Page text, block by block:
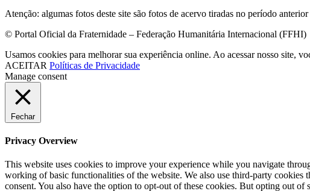
Atenção: algumas fotos deste site são fotos de acervo tiradas no período
© Portal Oficial da Fraternidade – Federação Humanitária Internacional (FFHI)
Usamos cookies para melhorar sua experiência online. Ao acessar nosso site,
ACEITAR Políticas de Privacidade
Manage consent
Fechar
Privacy Overview
This website uses cookies to improve your experience while you navigate
working of basic functionalities of the website. We also use third-party
consent. You also have the option to opt-out of these cookies. But opting out